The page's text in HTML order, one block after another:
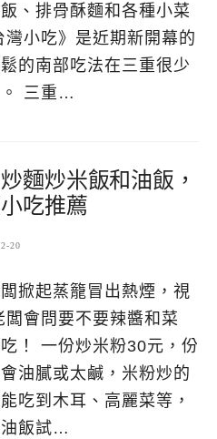
、排骨酥麵和各種小菜
小吃》是近期新開幕的
的南部吃法在三重很少
。 三重…
麵炒米飯和油飯，
吃推薦
20
掀起蒸籠冒出熱煙，視
會問要不要辣醬和菜
！ 一份炒米粉30元，份
油膩或太鹹，米粉炒的
吃到木耳、高麗菜等，
油飯試…